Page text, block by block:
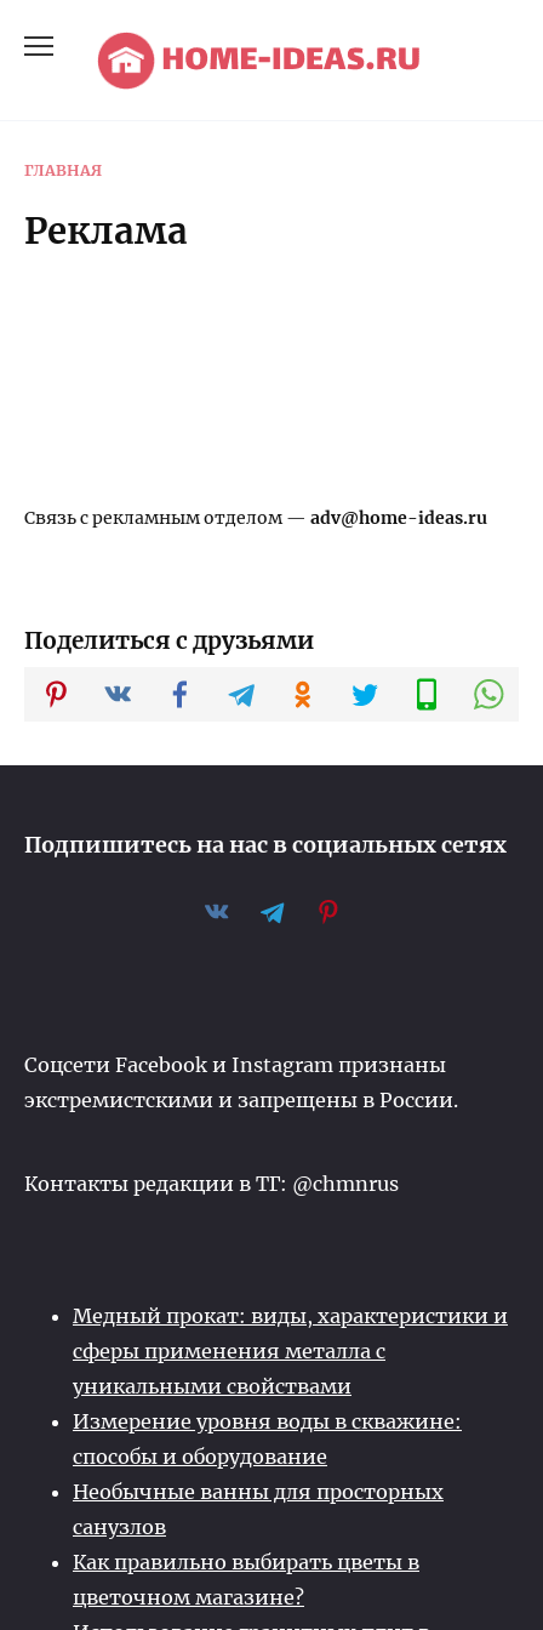
содержанию
ГЛАВНАЯ
Реклама
Связь с рекламным отделом — adv@home-ideas.ru
Поделиться с друзьями
Подпишитесь на нас в социальных сетях
Соцсети Facebook и Instagram признаны
экстремистскими и запрещены в России.
Контакты редакции в ТГ: @chmnrus
Медный прокат: виды, характеристики и
сферы применения металла с
уникальными свойствами
Измерение уровня воды в скважине:
способы и оборудование
Необычные ванны для просторных
санузлов
Как правильно выбирать цветы в
цветочном магазине?